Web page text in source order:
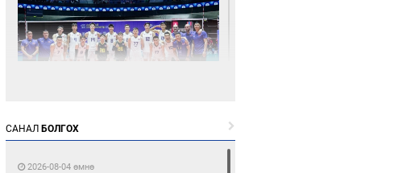
19 цагийн өмнө өмнө
САНАЛ БОЛГОХ
2026-08-04 өмнө